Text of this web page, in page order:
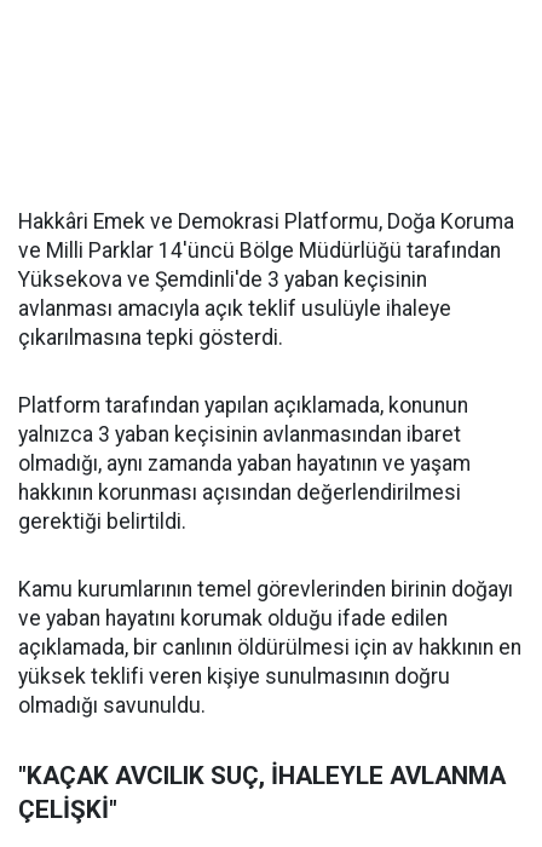
Hakkâri Emek ve Demokrasi Platformu, Doğa Koruma
ve Milli Parklar 14'üncü Bölge Müdürlüğü tarafından
Yüksekova ve Şemdinli'de 3 yaban keçisinin
avlanması amacıyla açık teklif usulüyle ihaleye
çıkarılmasına tepki gösterdi.
Platform tarafından yapılan açıklamada, konunun
yalnızca 3 yaban keçisinin avlanmasından ibaret
olmadığı, aynı zamanda yaban hayatının ve yaşam
hakkının korunması açısından değerlendirilmesi
gerektiği belirtildi.
Kamu kurumlarının temel görevlerinden birinin doğayı
ve yaban hayatını korumak olduğu ifade edilen
açıklamada, bir canlının öldürülmesi için av hakkının en
yüksek teklifi veren kişiye sunulmasının doğru
olmadığı savunuldu.
"KAÇAK AVCILIK SUÇ, İHALEYLE AVLANMA
ÇELİŞKİ"